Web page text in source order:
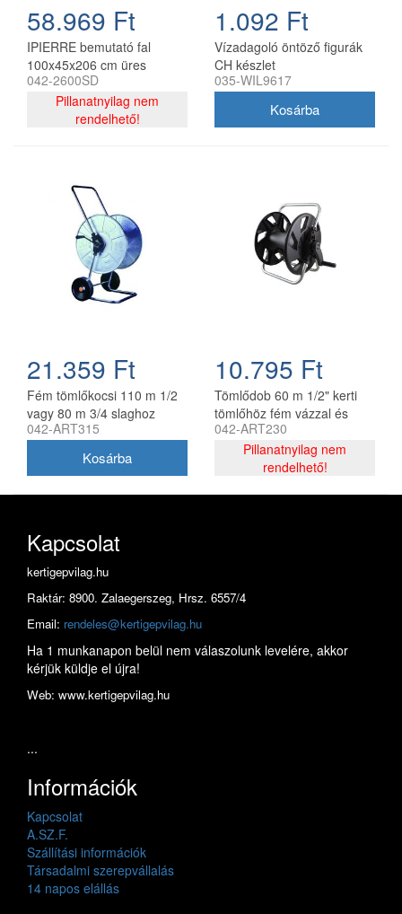
58.969 Ft
IPIERRE bemutató fal
100x45x206 cm üres
042-2600SD
Pillanatnyilag nem
rendelhető!
1.092 Ft
Vízadagoló öntöző figurák
CH készlet
035-WIL9617
21.359 Ft
Fém tömlőkocsi 110 m 1/2
vagy 80 m 3/4 slaghoz
horganyzott acél AG315
042-ART315
10.795 Ft
Tömlődob 60 m 1/2" kerti
tömlőhöz fém vázzal és
műanyag dobbal
042-ART230
Pillanatnyilag nem
rendelhető!
Kapcsolat
kertigepvilag.hu
Raktár: 8900. Zalaegerszeg, Hrsz. 6557/4
Email: rendeles@kertigepvilag.hu
Ha 1 munkanapon belül nem válaszolunk levelére, akkor
kérjük küldje el újra!
Web: www.kertigepvilag.hu
...
Információk
Kapcsolat
A.SZ.F.
Szállítási információk
Társadalmi szerepvállalás
14 napos elállás